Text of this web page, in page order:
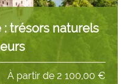
trésors naturels
À partir de 2 100,00 €